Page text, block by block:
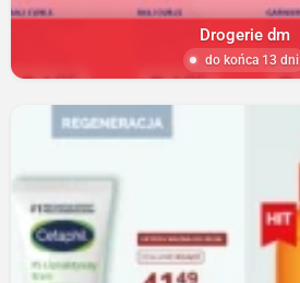
Drogerie dm
do końca 13 dni